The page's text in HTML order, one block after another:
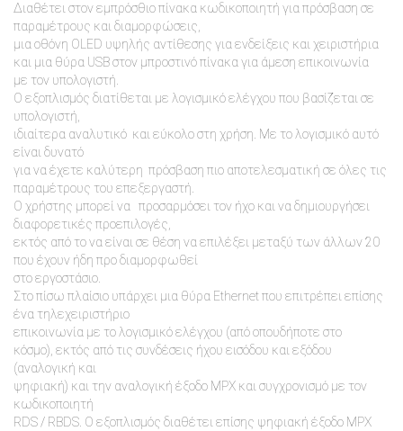
Διαθέτει στον εμπρόσθιο πίνακα κωδικοποιητή για πρόσβαση σε
παραμέτρους και διαμορφώσεις,
μια οθόνη OLED υψηλής αντίθεσης για ενδείξεις και χειριστήρια
και μια θύρα USB στον μπροστινό πίνακα για άμεση επικοινωνία
με τον υπολογιστή.
Ο εξοπλισμός διατίθεται με λογισμικό ελέγχου που βασίζεται σε
υπολογιστή,
ιδιαίτερα αναλυτικό και εύκολο στη χρήση. Με το λογισμικό αυτό
είναι δυνατό
για να έχετε καλύτερη πρόσβαση πιο αποτελεσματική σε όλες τις
παραμέτρους του επεξεργαστή.
Ο χρήστης μπορεί να προσαρμόσει τον ήχο και να δημιουργήσει
διαφορετικές προεπιλογές,
εκτός από το να είναι σε θέση να επιλέξει μεταξύ των άλλων 20
που έχουν ήδη προ διαμορφωθεί
στο εργοστάσιο.
Στο πίσω πλαίσιο υπάρχει μια θύρα Ethernet που επιτρέπει επίσης
ένα τηλεχειριστήριο
επικοινωνία με το λογισμικό ελέγχου (από οπουδήποτε στο
κόσμο), εκτός από τις συνδέσεις ήχου εισόδου και εξόδου
(αναλογική και
ψηφιακή) και την αναλογική έξοδο MPX και συγχρονισμό με τον
κωδικοποιητή
RDS / RBDS. Ο εξοπλισμός διαθέτει επίσης ψηφιακή έξοδο MPX